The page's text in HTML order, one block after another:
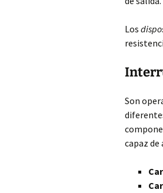
Los
Son
capaz